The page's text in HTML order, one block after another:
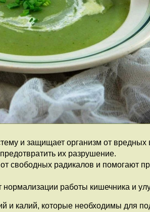
и защищает организм от
их разрушение.
свободных радикалов и помогают
нормализации работы кишечника и
и калий, которые необходимы для